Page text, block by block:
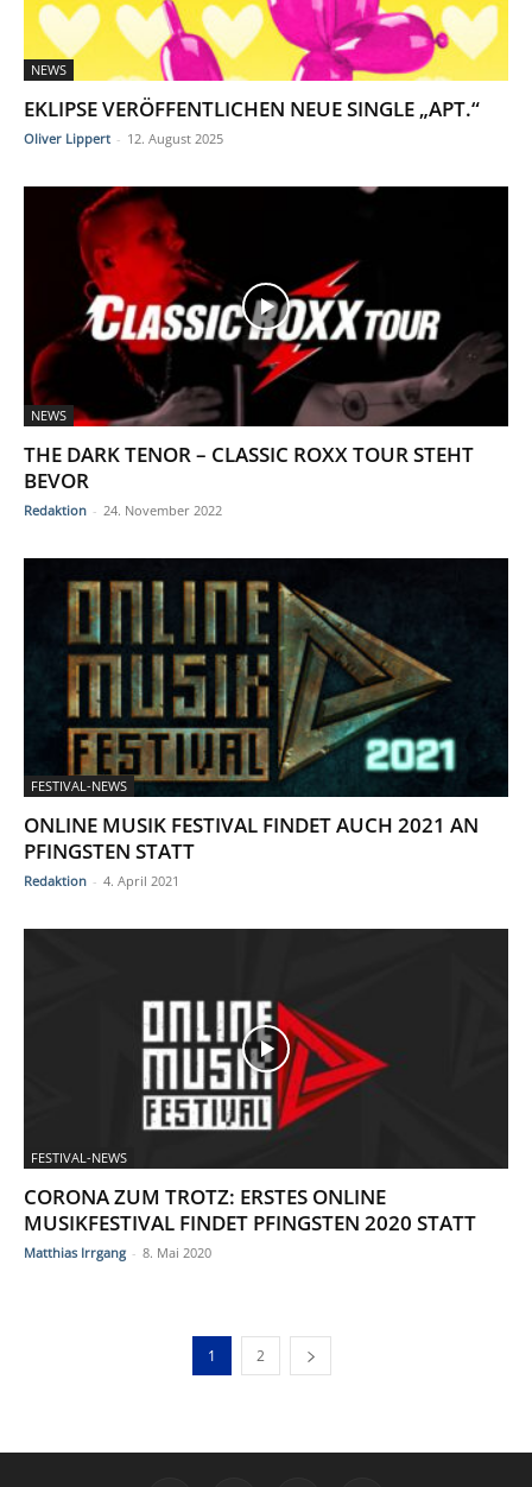
NEWS
EKLIPSE VERÖFFENTLICHEN NEUE SINGLE „APT.“
Oliver Lippert - 12. August 2025
NEWS
THE DARK TENOR – CLASSIC ROXX TOUR STEHT
BEVOR
Redaktion - 24. November 2022
FESTIVAL-NEWS
ONLINE MUSIK FESTIVAL FINDET AUCH 2021 AN
PFINGSTEN STATT
Redaktion - 4. April 2021
FESTIVAL-NEWS
CORONA ZUM TROTZ: ERSTES ONLINE
MUSIKFESTIVAL FINDET PFINGSTEN 2020 STATT
Matthias Irrgang - 8. Mai 2020
1 2